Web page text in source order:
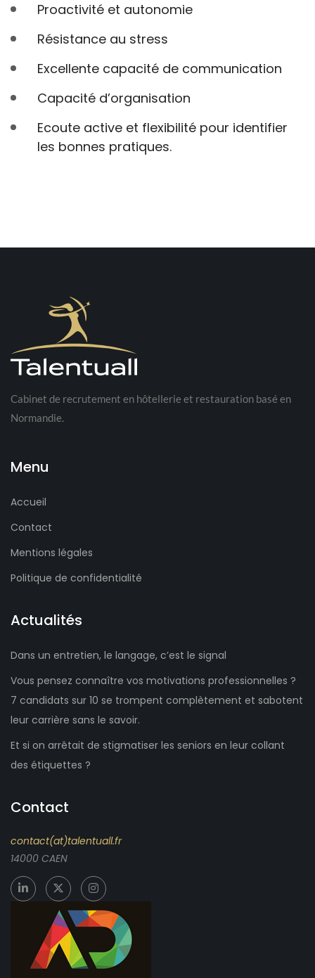
Proactivité et autonomie
Résistance au stress
Excellente capacité de communication
Capacité d’organisation
Ecoute active et flexibilité pour identifier
les bonnes pratiques.
Cabinet de recrutement en hôtellerie et restauration basé en
Normandie.
Menu
Accueil
Contact
Mentions légales
Politique de confidentialité
Actualités
Dans un entretien, le langage, c’est le signal
Vous pensez connaître vos motivations professionnelles ?
7 candidats sur 10 se trompent complètement et sabotent
leur carrière sans le savoir.
Et si on arrêtait de stigmatiser les seniors en leur collant
des étiquettes ?
Contact
contact(at)talentuall.fr
14000 CAEN